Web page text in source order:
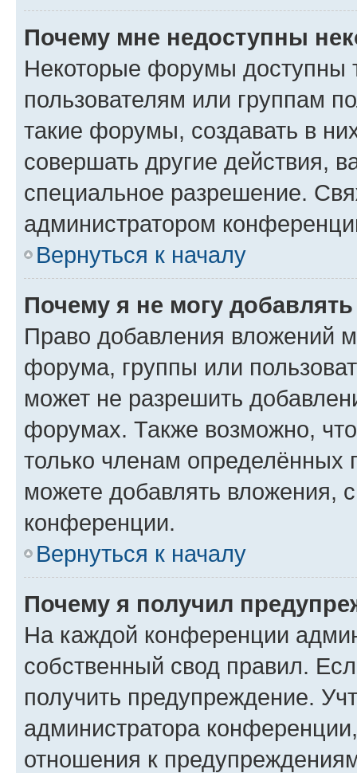
Почему мне недоступны
Некоторые форумы доступны
пользователям или группам
такие форумы, создавать в
совершать другие действия,
специальное разрешение.
администратором
Вернуться к началу
Почему я не могу
Право добавления вложений
форума, группы или
может не разрешить
форумах. Также возможно,
только членам определённых
можете добавлять вложения,
конференции.
Вернуться к началу
Почему я получил
На каждой конференции
собственный свод правил.
получить предупреждение.
администратора
отношения к